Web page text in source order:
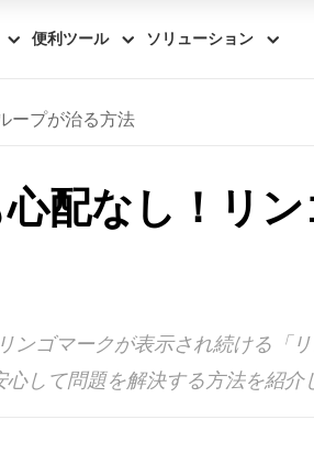
便利ツール ソリューション
ープが治る方法
配なし！リ
ゴマークが表示され続ける「
して問題を解決する方法を紹介